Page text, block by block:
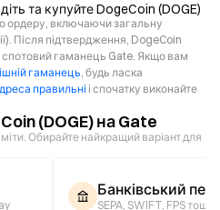
та купуйте DogeCoin (DOGE)
ордеру, включаючи загальну
Після підтвердження, DogeCoin
гаманець Gate. Якщо вам
гаманець, будь ласка
правильні і спочатку виконайте
(DOGE) на Gate
Обирайте найкращий варіант для
Банківський
SEPA, SWIFT, FPS тощо.